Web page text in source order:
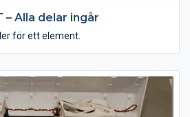
– Alla delar ingår
för ett element.